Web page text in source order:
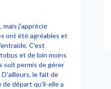
mais j'apprécie
ont été agréables et
C'est
et de loin moins
soit permis de gérer
le fait de
départ qu'il-elle a